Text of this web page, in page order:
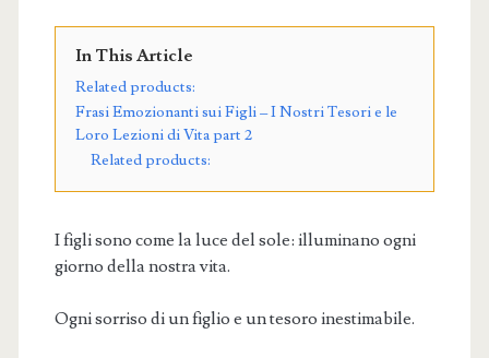
In This Article
Related products:
Frasi Emozionanti sui Figli – I Nostri Tesori e le
Loro Lezioni di Vita part 2
Related products:
I figli sono come la luce del sole: illuminano ogni
giorno della nostra vita.
Ogni sorriso di un figlio e un tesoro inestimabile.